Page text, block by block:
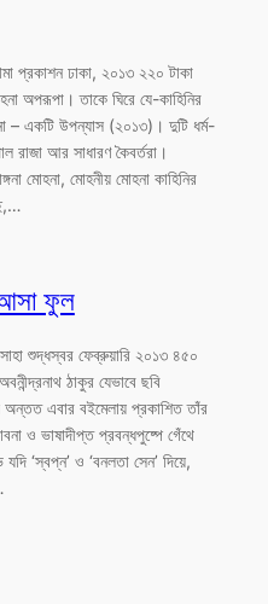
প্রকাশন ঢাকা, ২০১৩ ২২০ টাকা
অপরূপা। তাকে ঘিরে যে-কাহিনির
– একটি উপন্যাস (২০১৩)। দুটি ধর্ম-
রাজা আর সাধারণ কৈবর্তরা।
মোহনা, মোহনীয় মোহনা কাহিনির
ফুল
শুদ্ধস্বর ফেব্রুয়ারি ২০১৩ ৪৫০
ঠাকুর যেভাবে ছবি
এবার বইমেলায় প্রকাশিত তাঁর
ও ভাষাদীপ্ত প্রবন্ধপুষ্পে গেঁথে
‘স্বপ্ন’ ও ‘বনলতা সেন’ দিয়ে,